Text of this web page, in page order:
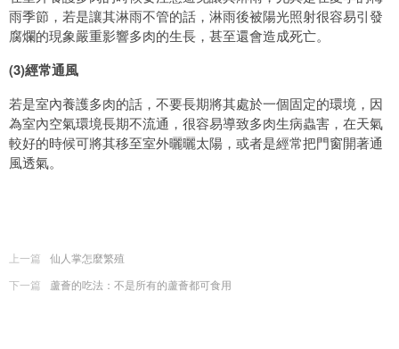
雨季節，若是讓其淋雨不管的話，淋雨後被陽光照射很容易引發
腐爛的現象嚴重影響多肉的生長，甚至還會造成死亡。
(3)經常通風
若是室內養護多肉的話，不要長期將其處於一個固定的環境，因
為室內空氣環境長期不流通，很容易導致多肉生病蟲害，在天氣
較好的時候可將其移至室外曬曬太陽，或者是經常把門窗開著通
風透氣。
上一篇
仙人掌怎麼繁殖
下一篇
蘆薈的吃法：不是所有的蘆薈都可食用